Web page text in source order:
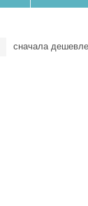
сначала дешевле